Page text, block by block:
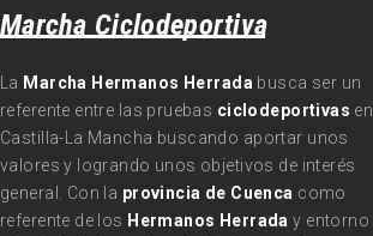
Marcha Ciclodeportiva
La Marcha Hermanos Herrada busca ser un
referente entre las pruebas ciclodeportivas en
Castilla-La Mancha buscando aportar unos
valores y logrando unos objetivos de interés
general. Con la provincia de Cuenca como
referente de los Hermanos Herrada y entorno